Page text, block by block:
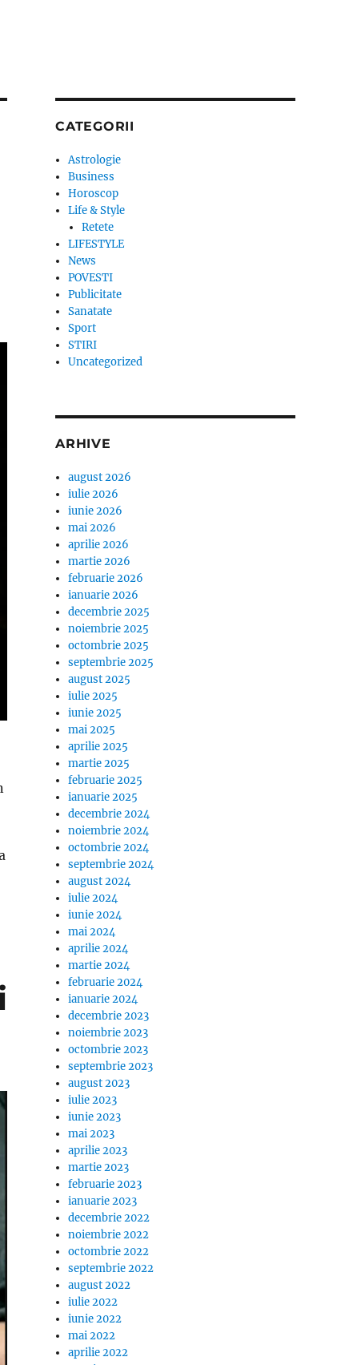
pensiile inghetate dupa recalcularea din septembrie
CATEGORII
Astrologie
Business
Horoscop
Life & Style
Retete
LIFESTYLE
News
POVESTI
Publicitate
Sanatate
Sport
STIRI
Uncategorized
ARHIVE
august 2026
iulie 2026
iunie 2026
mai 2026
aprilie 2026
martie 2026
februarie 2026
ianuarie 2026
decembrie 2025
noiembrie 2025
octombrie 2025
septembrie 2025
august 2025
iulie 2025
iunie 2025
mai 2025
aprilie 2025
martie 2025
februarie 2025
ianuarie 2025
decembrie 2024
noiembrie 2024
octombrie 2024
septembrie 2024
august 2024
iulie 2024
iunie 2024
mai 2024
aprilie 2024
martie 2024
februarie 2024
ianuarie 2024
decembrie 2023
noiembrie 2023
octombrie 2023
septembrie 2023
august 2023
iulie 2023
iunie 2023
mai 2023
aprilie 2023
martie 2023
februarie 2023
ianuarie 2023
decembrie 2022
noiembrie 2022
octombrie 2022
septembrie 2022
august 2022
iulie 2022
iunie 2022
mai 2022
aprilie 2022